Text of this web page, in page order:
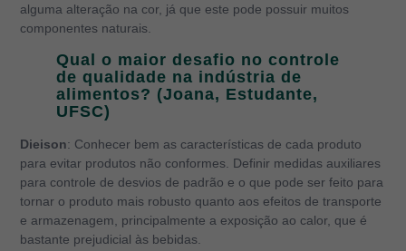
alguma alteração na cor, já que este pode possuir muitos
componentes naturais.
Qual o maior desafio no controle
de qualidade na indústria de
alimentos? (Joana, Estudante,
UFSC)
Dieison: Conhecer bem as características de cada produto
para evitar produtos não conformes. Definir medidas auxiliares
para controle de desvios de padrão e o que pode ser feito para
tornar o produto mais robusto quanto aos efeitos de transporte
e armazenagem, principalmente a exposição ao calor, que é
bastante prejudicial às bebidas.